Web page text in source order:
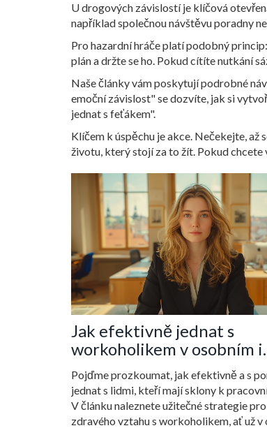
U drogových závislostí je klíčová
například společnou návštěvu poradny
Pro hazardní hráče platí podobný
plán a držte se ho. Pokud cítíte nutkání
Naše články vám poskytují podrobné
emoční závislost" se dozvíte, jak si
jednat s feťákem".
Klíčem k úspěchu je akce. Nečekejte, až
životu, který stojí za to žít. Pokud
Jak efektivně jednat s
workoholikem v osobním i
pracovním životě
Pojďme prozkoumat, jak efektivně a s
jednat s lidmi, kteří mají sklony k
V článku naleznete užitečné strategie
zdravého vztahu s workoholikem, ať už v